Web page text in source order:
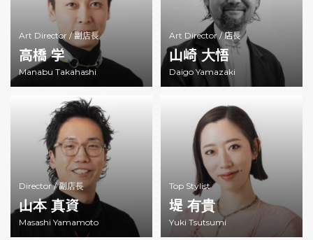
Art Director /副店長
高橋 学
Manabu Takahashi
Art Director /店長
山崎 大悟
Daigo Yamazaki
Director /副店長
山本 真資
Masashi Yamamoto
Top Stylist
堤 有貴
Yuki Tsutsumi